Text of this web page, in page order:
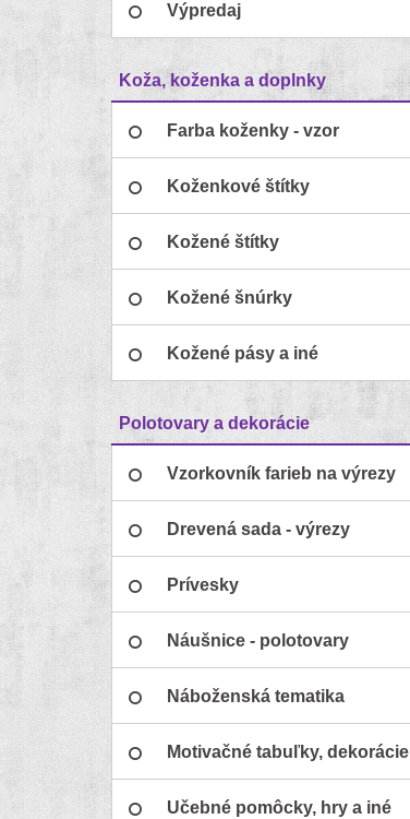
Výpredaj
Koža, koženka a doplnky
Farba koženky - vzor
Koženkové štítky
Kožené štítky
Kožené šnúrky
Kožené pásy a iné
Polotovary a dekorácie
Vzorkovník farieb na výrezy
Drevená sada - výrezy
Prívesky
Náušnice - polotovary
Náboženská tematika
Motivačné tabuľky, dekorácie
Učebné pomôcky, hry a iné